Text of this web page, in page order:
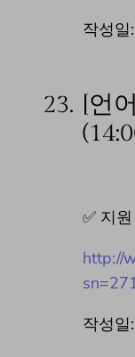
작성
23. [언
✅ 지
http://
작성